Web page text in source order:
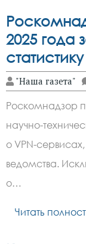
2025 года
"Наша газета"
Роскомнадзор
научно-
о VPN-
ведомства.
о…
Читать